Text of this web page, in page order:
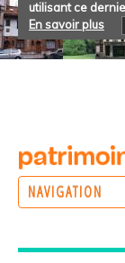
utilisant ce
En savoir plus
NAVIGATION